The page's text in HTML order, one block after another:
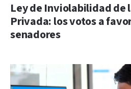
Ley de Inviolabilidad de
Privada: los votos a
senadores